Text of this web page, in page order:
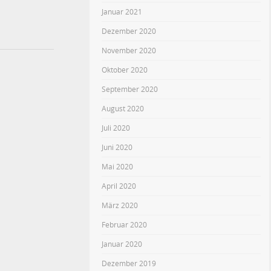
Januar 2021
Dezember 2020
November 2020
Oktober 2020
September 2020
August 2020
Juli 2020
Juni 2020
Mai 2020
April 2020
März 2020
Februar 2020
Januar 2020
Dezember 2019